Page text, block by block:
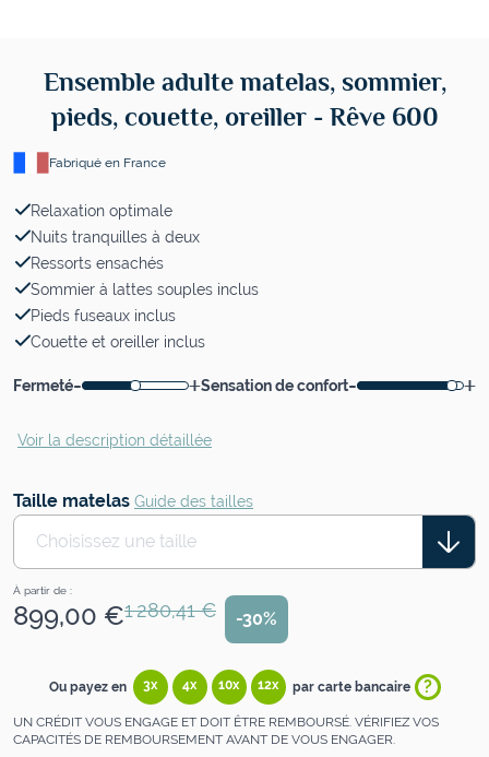
Ensemble adulte matelas, sommier,
pieds, couette, oreiller - Rêve 600
Fabriqué en France
Relaxation optimale
Nuits tranquilles à deux
Ressorts ensachés
Sommier à lattes souples inclus
Pieds fuseaux inclus
Couette et oreiller inclus
Fermeté- +Sensation de confort- +
Voir la description détaillée
Taille matelas Guide des tailles
Choisissez une taille
À partir de :
899,00 €1 280,41 € -30%
Ou payez en 3x 4x 10x 12x par carte bancaire ?
UN CRÉDIT VOUS ENGAGE ET DOIT ÊTRE REMBOURSÉ. VÉRIFIEZ VOS
CAPACITÉS DE REMBOURSEMENT AVANT DE VOUS ENGAGER.